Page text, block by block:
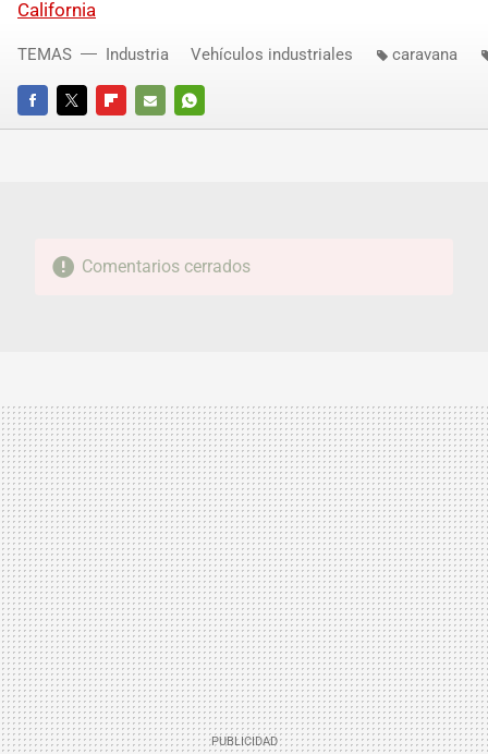
California
FACEBOOKTWITTERFLIPBOARD
E-
WHATSAPP
TEMAS Industria Vehículos industriales caravana
Comentarios cerrados